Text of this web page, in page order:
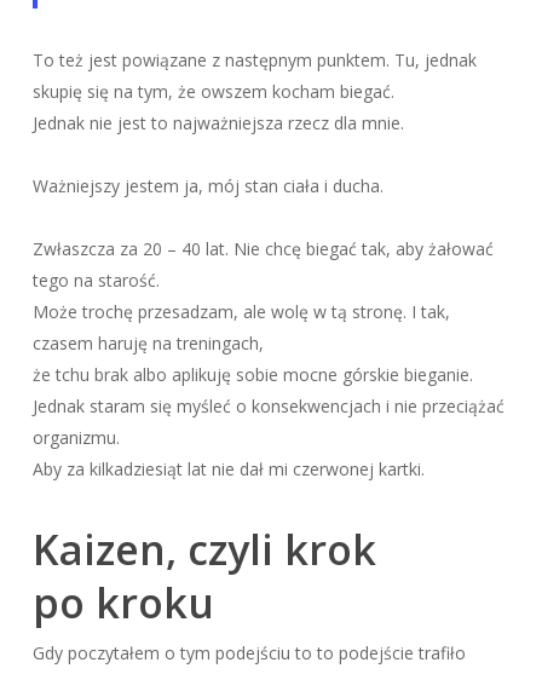
To też jest powiązane z następnym punktem. Tu, jednak
skupię się na tym, że owszem kocham biegać.
Jednak nie jest to najważniejsza rzecz dla mnie.
Ważniejszy jestem ja, mój stan ciała i ducha.
Zwłaszcza za 20 – 40 lat. Nie chcę biegać tak, aby żałować
tego na starość.
Może trochę przesadzam, ale wolę w tą stronę. I tak,
czasem haruję na treningach,
że tchu brak albo aplikuję sobie mocne górskie bieganie.
Jednak staram się myśleć o konsekwencjach i nie przeciążać
organizmu.
Aby za kilkadziesiąt lat nie dał mi czerwonej kartki.
Kaizen, czyli krok
po kroku
Gdy poczytałem o tym podejściu to to podejście trafiło